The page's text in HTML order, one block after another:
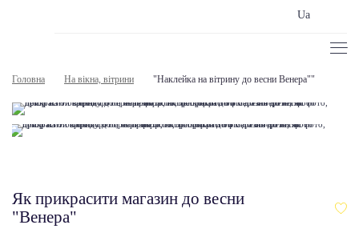
Ua
Головна На вікна, вітрини "Наклейка на вітрину до весни Венера""
Як прикрасити магазин до весни
"Венера"